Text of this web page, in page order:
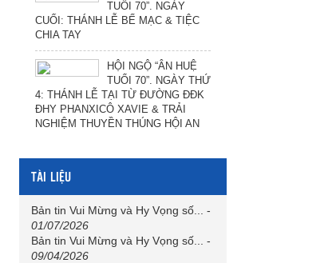
TUỔI 70”. NGÀY
CUỐI: THÁNH LỄ BẾ MẠC & TIỆC
CHIA TAY
HỘI NGỘ “ÂN HUỆ
TUỔI 70”. NGÀY THỨ
4: THÁNH LỄ TẠI TỪ ĐƯỜNG ĐĐK
ĐHY PHANXICÔ XAVIE & TRẢI
NGHIỆM THUYỀN THÚNG HỘI AN
TÀI LIỆU
Bản tin Vui Mừng và Hy Vọng số...
-
01/07/2026
Bản tin Vui Mừng và Hy Vọng số...
-
09/04/2026